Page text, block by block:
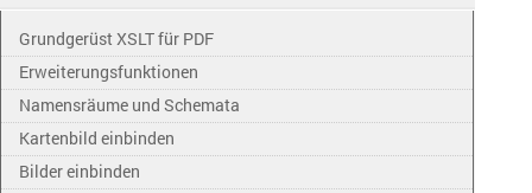
Grundgerüst XSLT für PDF
Erweiterungsfunktionen
Namensräume und Schemata
Kartenbild einbinden
Bilder einbinden